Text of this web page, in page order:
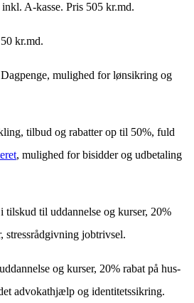
A-kasse. Pris 505 kr.md.
kr.md.
mulighed for lønsikring og
tilbud og rabatter op til 50%, fuld
, mulighed for bisidder og udbetaling
tilskud til uddannelse og kurser, 20%
stressrådgivning jobtrivsel.
og kurser, 20% rabat på hus-
advokathjælp og identitetssikring.